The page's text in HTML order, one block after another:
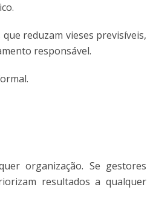
reduzam vieses previsíveis,
responsável.
organização. Se gestores
resultados a qualquer